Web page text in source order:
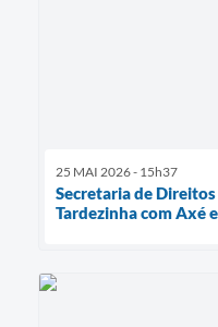
25 MAI 2026 - 15h37
Secretaria de
Tardezinha com Axé